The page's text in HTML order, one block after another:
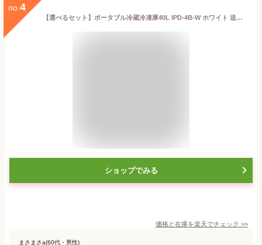
no. 4
【選べるセット】ポータブル冷蔵冷凍庫40L IPD-4B-W ホワイト 送料無料 ポータブル冷蔵庫 ポータブル冷凍庫 ポータブル冷凍冷蔵庫 車載冷蔵庫 40L ポータブル 冷蔵庫 冷凍庫 アウトドア キャンプ クーラーボックス アイリスオーヤマ[安心延長保証対象]【iris_dl02】
ショップでみる
価格と在庫を楽天でチェック >>
まさまさa(60代・男性)